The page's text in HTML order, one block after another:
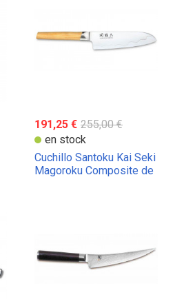
191,25 € 255,00 €
en stock
Cuchillo Santoku Kai Seki
Magoroku Composite de